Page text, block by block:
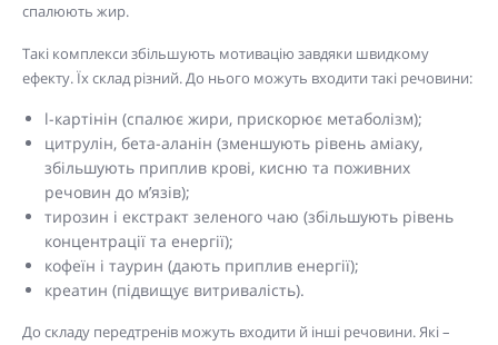
спалюють жир.
Такі комплекси збільшують мотивацію завдяки швидкому
ефекту. Їх склад різний. До нього можуть входити такі речовини:
l-картінін (спалює жири, прискорює метаболізм);
цитрулін, бета-аланін (зменшують рівень аміаку,
збільшують приплив крові, кисню та поживних
речовин до м’язів);
тирозин і екстракт зеленого чаю (збільшують рівень
концентрації та енергії);
кофеїн і таурин (дають приплив енергії);
креатин (підвищує витривалість).
До складу передтренів можуть входити й інші речовини. Які –